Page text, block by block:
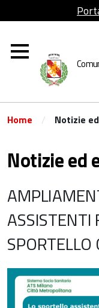
Home / Notizie
Notizie ed
SPORTELLO